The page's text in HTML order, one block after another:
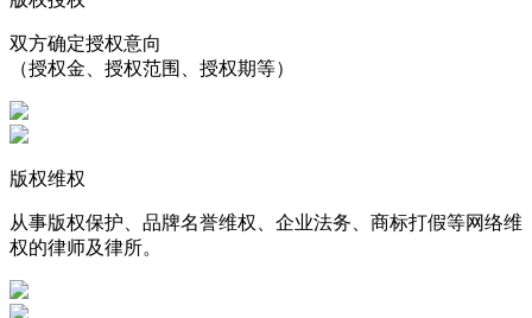
双方确定授权意向
（授权金、授权范围、授权期等）
版权维权
从事版权保护、品牌名誉维权、企业法务、商标打假等网络维
权的律师及律所。